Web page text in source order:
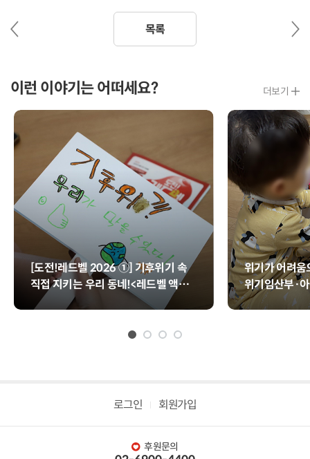
목록
이런 이야기는 어떠세요? 더보기
[도전!레드벨 2026 ①] 기후위기 속
직접 지키는 우리 동네!<레드벨 액션>
📢
위기가 어려움
위기임산부·
업>
로그인 회원가입
후원문의